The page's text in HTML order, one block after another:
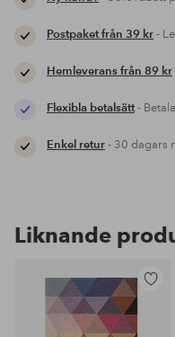
Postpaket från 39 kr-
Hemleverans från 89 kr
Flexibla betalsätt-
Enkel retur- 30 dagars
Liknande